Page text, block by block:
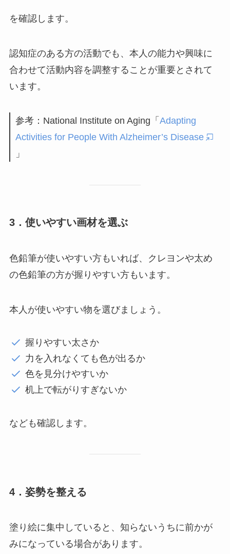
を確認します。
認知症のある方の活動でも、本人の能力や興味に
合わせて活動内容を調整することが重要とされて
います。
参考：National Institute on Aging「 Adapting
Activities for People With Alzheimer’s Disease
」
3．使いやすい画材を選ぶ
色鉛筆が使いやすい方もいれば、クレヨンや太め
の色鉛筆の方が握りやすい方もいます。
本人が使いやすい物を選びましょう。
握りやすい太さか
力を入れなくても色が出るか
色を見分けやすいか
机上で転がりすぎないか
なども確認します。
4．姿勢を整える
塗り絵に集中していると、知らないうちに前かが
みになっている場合があります。